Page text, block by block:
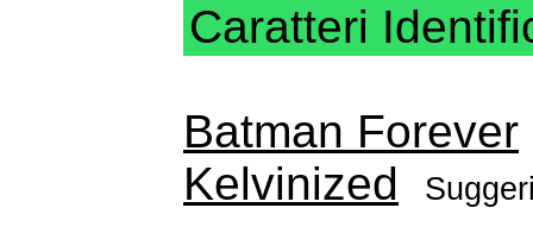
Caratteri
Batman Forever
Kelvinized